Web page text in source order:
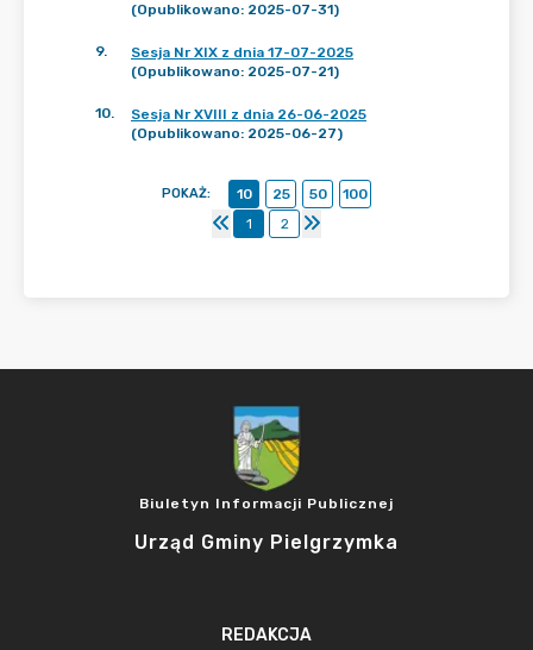
(Opublikowano: 2025-07-31)
9.
Sesja Nr XIX z dnia 17-07-2025
(Opublikowano: 2025-07-21)
10.
Sesja Nr XVIII z dnia 26-06-2025
(Opublikowano: 2025-06-27)
POKAŻ: 10 25 50
100
1
2
Biuletyn Informacji Publicznej
Urząd Gminy Pielgrzymka
REDAKCJA